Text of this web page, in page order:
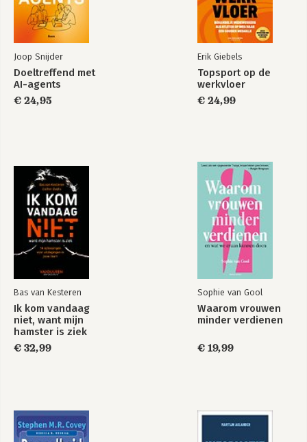
verantwoordelijk voor een
gecertificeerde opleiding tot Business
Coach en Mediator. Ik spreek Duits,
Nederlands, Italiaans en Engels. –>
Kunnen bewegen zonder van je ankers
te raken, is een groeiende ‘kunst’ in
hun performance. Snel en concreet,
aangevuld met mijn ervaring en eigen
visie op de essentie van veranderen:
mensen helpen gehoord en begrepen
te worden door onderwerpen aan te
snijden die de kern raken. Ik ga altijd uit
van wat mensen beweegt en
belemmert, en wat ze belangrijk
vinden. Harde en zachte factoren. Grote
.spiegel 50
.het derde oog 51
.winnen 53
.saloondeuren 55
.harde schijf 57
.doorgeschoten 58
.hoop 59
.uitgelijnd 60
.vertrouwen 68
.balans 70
.tijd 73
.vakantie 74
.doen 75
.snelheid 76
.hoogteparcours 77
.beweging 79
.marathon 82
.aandacht 84
.bevestiging 86
.claus 88
.boegbeeld 89
.bij het einde beginnen 95
.het einde 96
Joop Snijder
Doeltreffend met
AI-agents
€ 24,95
Erik Giebels
Topsport op de
werkvloer
€ 24,99
Bas van Kesteren
Ik kom vandaag
niet, want mijn
hamster is ziek
€ 32,99
Sophie van Gool
Waarom vrouwen
minder verdienen
€ 19,99